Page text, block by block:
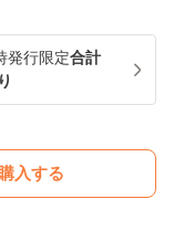
発行限定合計
入する